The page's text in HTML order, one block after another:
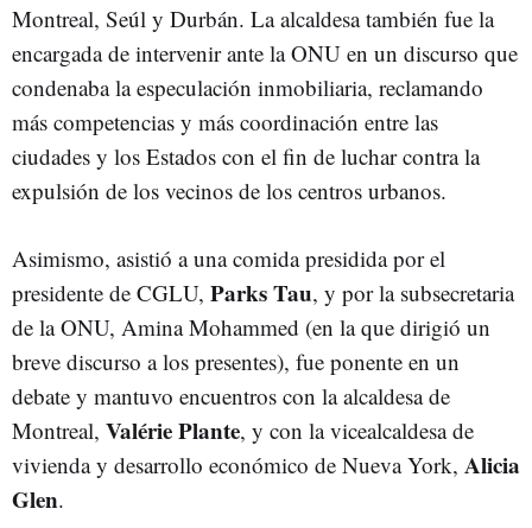
Montreal, Seúl y Durbán. La alcaldesa también fue la
encargada de intervenir ante la ONU en un discurso que
condenaba la especulación inmobiliaria, reclamando
más competencias y más coordinación entre las
ciudades y los Estados con el fin de luchar contra la
expulsión de los vecinos de los centros urbanos.
Asimismo, asistió a una comida presidida por el
presidente de CGLU, Parks Tau, y por la subsecretaria
de la ONU, Amina Mohammed (en la que dirigió un
breve discurso a los presentes), fue ponente en un
debate y mantuvo encuentros con la alcaldesa de
Montreal, Valérie Plante, y con la vicealcaldesa de
vivienda y desarrollo económico de Nueva York, Alicia
Glen.